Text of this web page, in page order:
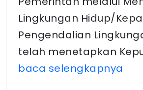
Lingkungan Hidup/
Pengendalian
telah menetapkan
baca selengkapnya